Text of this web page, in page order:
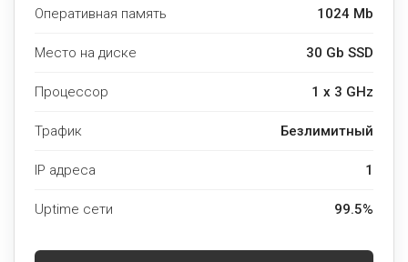
Оперативная память 1024 Mb
Место на диске 30 Gb SSD
Процессор 1 x 3 GHz
Трафик Безлимитный
IP адреса 1
Uptime сети 99.5%